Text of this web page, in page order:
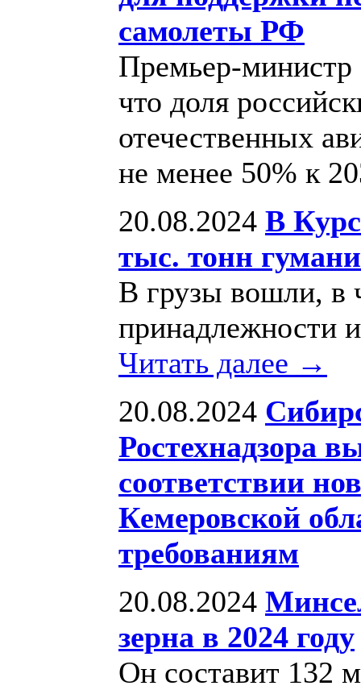
самолеты РФ
Премьер-
что доля
отечественных
не менее 50% к
20.08.2024 В
тыс. тонн
В грузы вошли, в
принадлежности
Читать далее →
20.08.2024
Ростехнадзора
соответствии
Кемеровской
требованиям
20.08.2024
зерна в 2024 году
Он составит 132